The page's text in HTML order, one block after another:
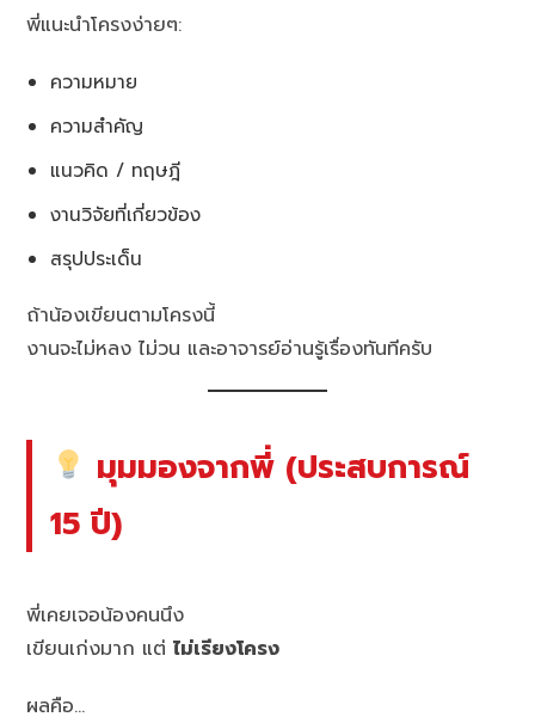
พี่แนะนำโครงง่ายๆ:
ความหมาย
ความสำคัญ
แนวคิด / ทฤษฎี
งานวิจัยที่เกี่ยวข้อง
สรุปประเด็น
ถ้าน้องเขียนตามโครงนี้
งานจะไม่หลง ไม่วน และอาจารย์อ่านรู้เรื่องทันทีครับ
มุมมองจากพี่ (ประสบการณ์
15 ปี)
พี่เคยเจอน้องคนนึง
เขียนเก่งมาก แต่ไม่เรียงโครง
ผลคือ…